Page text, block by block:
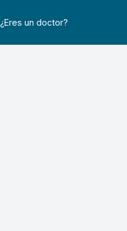
¿Eres un doctor?